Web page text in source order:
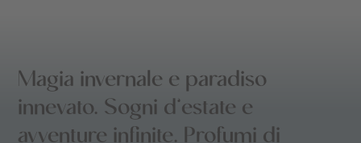
Magia invernale e paradiso
innevato. Sogni d’estate e
avventure infinite. Profumi di